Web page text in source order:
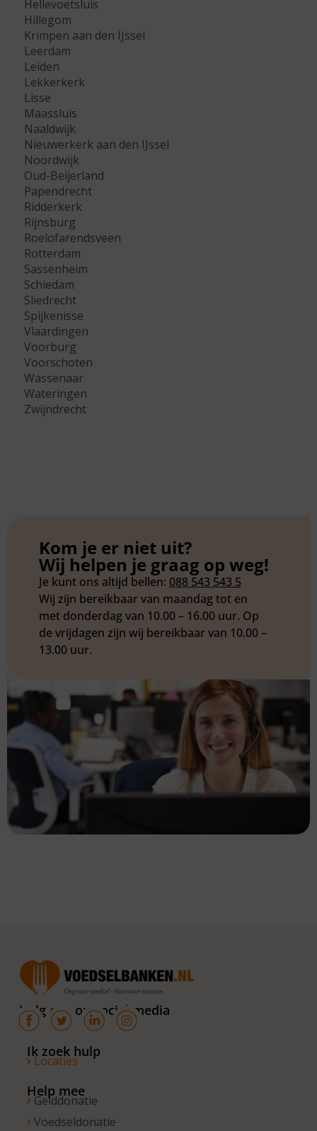
Hellevoetsluis
Hillegom
Krimpen aan den IJssel
Leerdam
Leiden
Lekkerkerk
Lisse
Maassluis
Naaldwijk
Nieuwerkerk aan den IJssel
Noordwijk
Oud-Beijerland
Papendrecht
Ridderkerk
Rijnsburg
Roelofarendsveen
Rotterdam
Sassenheim
Schiedam
Sliedrecht
Spijkenisse
Vlaardingen
Voorburg
Voorschoten
Wassenaar
Wateringen
Zwijndrecht
Kom je er niet uit?
Wij helpen je graag op weg!
Je kunt ons altijd bellen: 088 543 543 5
Wij zijn bereikbaar van maandag tot en
met donderdag van 10.00 – 16.00 uur. Op
de vrijdagen zijn wij bereikbaar van 10.00 –
13.00 uur.
Volg ons op social media
Ik zoek hulp
Locaties
Help mee
Gelddonatie
Voedseldonatie